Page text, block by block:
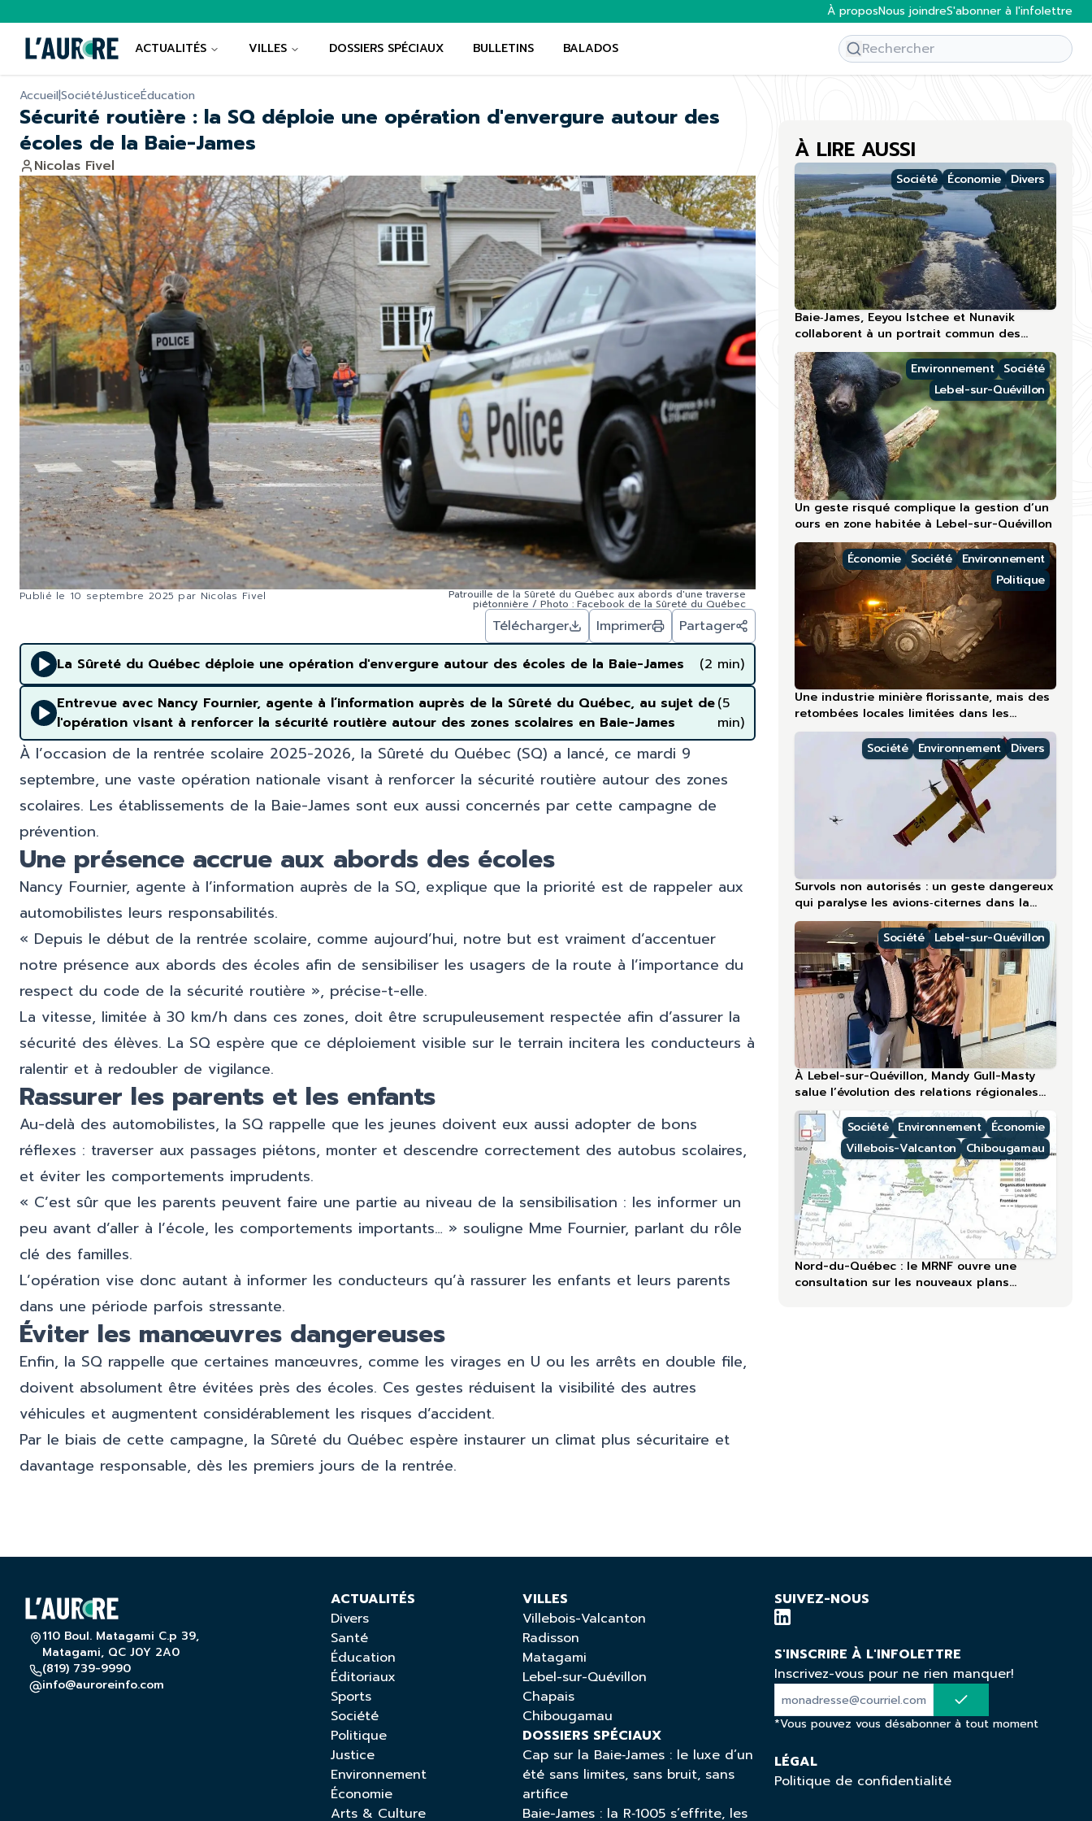
À proposNous joindreS'abonner à l'infolettre
ACTUALITÉS VILLES DOSSIERS SPÉCIAUX BULLETINS BALADOS
Accueil|SociétéJusticeÉducation
Sécurité routière : la SQ déploie une opération d'envergure autour des
écoles de la Baie-James
Nicolas Fivel
Publié le 10 septembre 2025 par Nicolas Fivel Patrouille de la Sûreté du Québec aux abords d'une traverse
piétonnière / Photo : Facebook de la Sûreté du Québec
Télécharger Imprimer
Partager
La Sûreté du Québec déploie une opération d'envergure autour des écoles de la Baie-James
(2 min)
Entrevue avec Nancy Fournier, agente à l’information auprès de la Sûreté du Québec, au sujet de
l'opération visant à renforcer la sécurité routière autour des zones scolaires en Baie-James
(5
min)
À l’occasion de la rentrée scolaire 2025-2026, la Sûreté du Québec (SQ) a lancé, ce mardi 9
septembre, une vaste opération nationale visant à renforcer la sécurité routière autour des zones
scolaires. Les établissements de la Baie-James sont eux aussi concernés par cette campagne de
prévention.
Une présence accrue aux abords des écoles
Nancy Fournier, agente à l’information auprès de la SQ, explique que la priorité est de rappeler aux
automobilistes leurs responsabilités.
« Depuis le début de la rentrée scolaire, comme aujourd’hui, notre but est vraiment d’accentuer
notre présence aux abords des écoles afin de sensibiliser les usagers de la route à l’importance du
respect du code de la sécurité routière », précise-t-elle.
La vitesse, limitée à 30 km/h dans ces zones, doit être scrupuleusement respectée afin d’assurer la
sécurité des élèves. La SQ espère que ce déploiement visible sur le terrain incitera les conducteurs à
ralentir et à redoubler de vigilance.
Rassurer les parents et les enfants
Au-delà des automobilistes, la SQ rappelle que les jeunes doivent eux aussi adopter de bons
réflexes : traverser aux passages piétons, monter et descendre correctement des autobus scolaires,
et éviter les comportements imprudents.
« C’est sûr que les parents peuvent faire une partie au niveau de la sensibilisation : les informer un
peu avant d’aller à l’école, les comportements importants… » souligne Mme Fournier, parlant du rôle
clé des familles.
L’opération vise donc autant à informer les conducteurs qu’à rassurer les enfants et leurs parents
dans une période parfois stressante.
Éviter les manœuvres dangereuses
Enfin, la SQ rappelle que certaines manœuvres, comme les virages en U ou les arrêts en double file,
doivent absolument être évitées près des écoles. Ces gestes réduisent la visibilité des autres
véhicules et augmentent considérablement les risques d’accident.
Par le biais de cette campagne, la Sûreté du Québec espère instaurer un climat plus sécuritaire et
davantage responsable, dès les premiers jours de la rentrée.
À LIRE AUSSI
Société Économie Divers
Baie‑James, Eeyou Istchee et Nunavik
collaborent à un portrait commun des
compétences touristiques
Environnement Société
Lebel-sur-Quévillon
Un geste risqué complique la gestion d’un
ours en zone habitée à Lebel-sur-Quévillon
Économie Société
Environnement
Politique
Une industrie minière florissante, mais des
retombées locales limitées dans les
régions nordiques
Société
Environnement Divers
Survols non autorisés : un geste dangereux
qui paralyse les avions‑citernes dans la
région la plus touchée en 2026
Société
Lebel-sur-Quévillon
À Lebel-sur-Quévillon, Mandy Gull-Masty
salue l’évolution des relations régionales
lors du 60ᵉ anniversaire
Société
Environnement
Économie
Villebois-Valcanton
Chibougamau
Nord-du-Québec : le MRNF ouvre une
consultation sur les nouveaux plans
110 Boul. Matagami C.p 39,
Matagami, QC J0Y 2A0
(819) 739-9990
info@auroreinfo.com
ACTUALITÉS
Divers
Santé
Éducation
Éditoriaux
Sports
Société
Politique
Justice
Environnement
Économie
Arts & Culture
VILLES
Villebois-Valcanton
Radisson
Matagami
Lebel-sur-Quévillon
Chapais
Chibougamau
DOSSIERS SPÉCIAUX
Cap sur la Baie‑James : le luxe d’un
été sans limites, sans bruit, sans
artifice
Baie-James : la R‑1005 s’effrite, les
SUIVEZ-NOUS
S'INSCRIRE À L'INFOLETTRE
Inscrivez-vous pour ne rien manquer!
*Vous pouvez vous désabonner à tout moment
LÉGAL
Politique de confidentialité